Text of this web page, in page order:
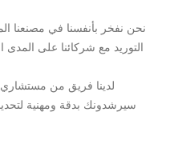
التوريد مع شركائنا على المدى
سيرشدونك بدقة ومهنية